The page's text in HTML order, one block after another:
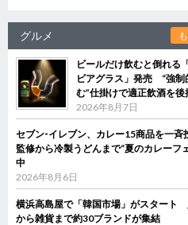
グルメ
ビールだけ飲むと倒れる
ビアグラス」発売 “強制
む”仕掛けで適正飲酒を後
2026年8月7日
セブン‐イレブン、カレー15商品を一
監修から冷製うどんまで“夏のカレーフ
中
2026年8月6日
横浜高島屋で「韓国市場」がスタート
から雑貨まで約30ブランドが集結